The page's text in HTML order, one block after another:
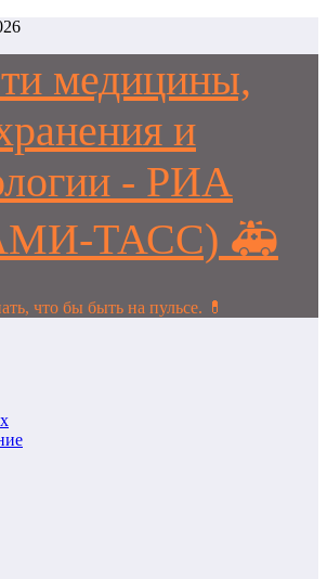
медицины,
и
- РИА
ТАСС) 🚑
что бы быть на пульсе. 💊